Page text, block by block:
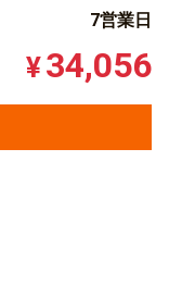
7営業日
¥34,056